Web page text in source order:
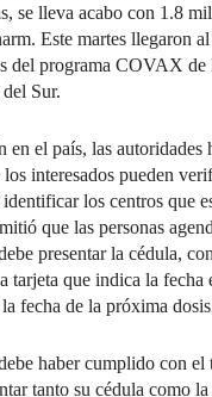
se lleva acabo con 1.8
Este martes llegaron
del programa COVAX
Sur.
en el país, las
interesados pueden
los centros que
que las personas
presentar la cédula,
tarjeta que indica la
fecha de la próxima
haber cumplido con
tanto su cédula como